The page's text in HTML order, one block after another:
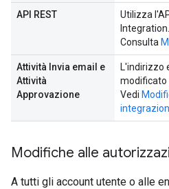
API REST
Utilizza
Integration.
Consulta
Attività Invia email e
Attività
Approvazione
L'indirizzo
modificato
Vedi
Modifiche alle
A tutti gli account utente o alle